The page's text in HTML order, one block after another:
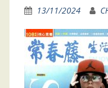
13/11/2024